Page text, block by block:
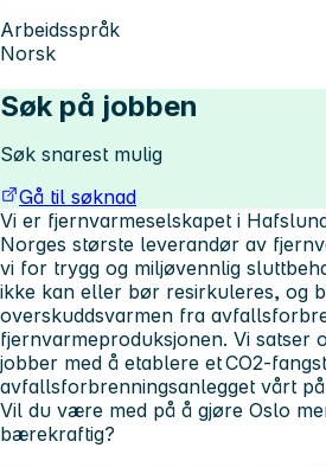
Arbeidsspråk
Norsk
Søk på jobben
Søk snarest mulig
Gå til søknad
Vi er fjernvarmeselskapet i
Norges største leverandør av
vi for trygg og miljøvennlig
ikke kan eller bør resirkuleres, og
overskuddsvarmen fra
fjernvarmeproduksjonen. Vi satser
jobber med å etablere et CO2-
avfallsforbrenningsanlegget vårt
Vil du være med på å gjøre Oslo
bærekraftig?